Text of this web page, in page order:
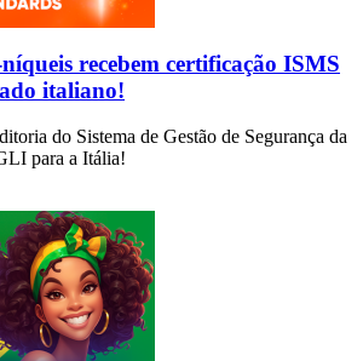
níqueis recebem certificação ISMS
italiano!
do Sistema de Gestão de Segurança da
para a Itália!